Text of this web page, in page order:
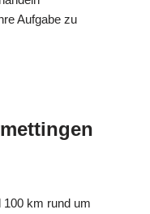
Aufgabe zu
km rund um